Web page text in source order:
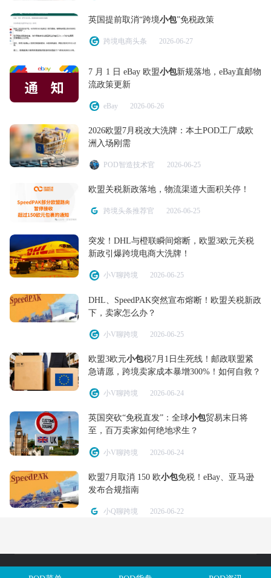
英国提前取消“跨境小包”免税政策
跨境电商头条 2026-06-27
7 月 1 日 eBay 欧盟小包新规落地，eBay直邮物
流政策更新
eBay 2026-06-26
2026欧盟7月税改大洗牌：本土POD工厂成欧
洲入场刚需
POD智造技术官 2026-06-25
欧盟关税新政落地，物流渠道大面积关停！
跨境头条推荐官 2026-06-25
突发！DHL与橙联瞬间熔断，欧盟3欧元关税
新政引爆跨境电商大洗牌！
小V聊跨境 2026-06-25
DHL、SpeedPAK突然宣布熔断！欧盟关税新政
下，卖家怎么办？
小V聊跨境 2026-06-25
欧盟3欧元小包税7月1日生死线！邮政联盟紧
急请愿，跨境卖家成本暴增300%！如何自救？
小V聊跨境 2026-06-24
英国突砍“免税直发”：全球小包贸易末日将
至，百万卖家如何绝地求生？
小V聊跨境 2026-06-24
欧盟7月取消 150 欧小包免税！eBay、亚马逊
发布合规指南
小Q聊跨境 2026-06-22
Copyright @全球定制网All Rights Reserved. 闽ICP备2025106563号